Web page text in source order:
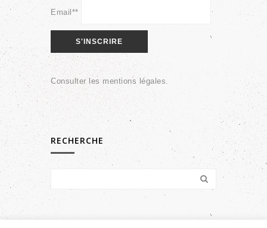
Email**
Consulter lesmentions légales.
RECHERCHE